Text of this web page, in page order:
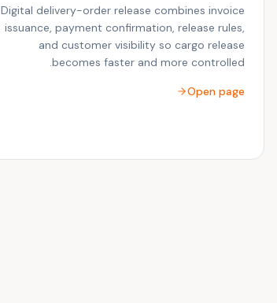
Digital delivery-order release combines invoice
issuance, payment confirmation, release rules,
and customer visibility so cargo release
becomes faster and more controlled.
Open page